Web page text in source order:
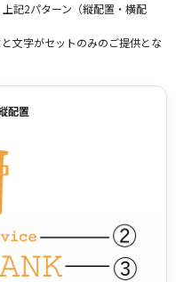
記2パターン（縦配置・横配
文字がセットのみのご提供とな
配置